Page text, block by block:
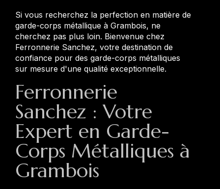
Si vous recherchez la perfection en matière de
garde-corps métallique à Grambois, ne
cherchez pas plus loin. Bienvenue chez
Ferronnerie Sanchez, votre destination de
confiance pour des garde-corps métalliques
sur mesure d'une qualité exceptionnelle.
Ferronnerie
Sanchez : Votre
Expert en Garde-
Corps Métalliques à
Grambois